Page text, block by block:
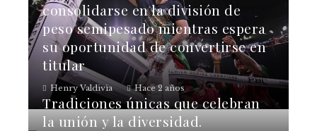
consolidarse en la división de
peso semipesado mientras espera
su oportunidad de convertirse en
titular
Henry Valdivia Hace 2 años
Tradiciones únicas que celebran
la unión y la diversidad.